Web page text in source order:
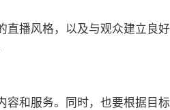
直播风格，以及与观众建立良好
容和服务。同时，也要根据目标